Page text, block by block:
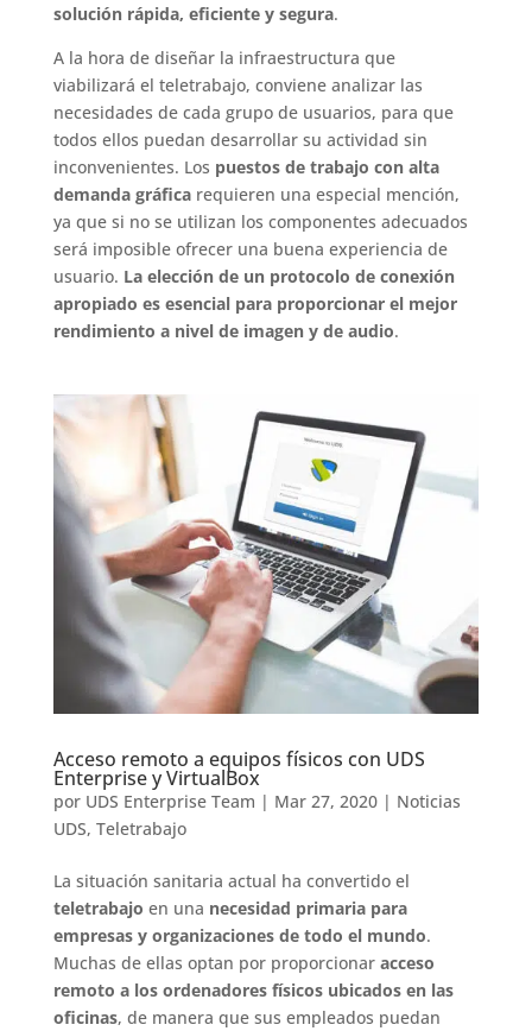
solución rápida, eficiente y segura.
A la hora de diseñar la infraestructura que
viabilizará el teletrabajo, conviene analizar las
necesidades de cada grupo de usuarios, para que
todos ellos puedan desarrollar su actividad sin
inconvenientes. Los puestos de trabajo con alta
demanda gráficarequieren una especial mención,
ya que si no se utilizan los componentes adecuados
será imposible ofrecer una buena experiencia de
usuario. La elección de un protocolo de conexión
apropiado es esencial para proporcionar el mejor
rendimiento a nivel de imagen y de audio.
Acceso remoto a equipos físicos con UDS
Enterprise y VirtualBox
por UDS Enterprise Team | Mar 27, 2020| Noticias
UDS, Teletrabajo
La situación sanitaria actual ha convertido el
teletrabajo en una necesidad primaria para
empresas y organizaciones de todo el mundo.
Muchas de ellas optan por proporcionar acceso
remoto a los ordenadores físicos ubicados en las
oficinas, de manera que sus empleados puedan